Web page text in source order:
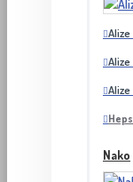
Nako